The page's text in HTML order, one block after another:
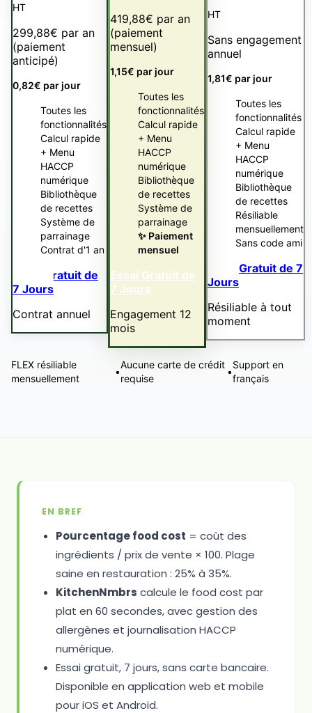
HT
299,88€ par an
(paiement
anticipé)
0,82€ par jour
Toutes les
fonctionnalités
Calcul rapide
+ Menu
HACCP
numérique
Bibliothèque
de recettes
Système de
parrainage
Contrat d'1 an
Essai Gratuit de
7 Jours
Contrat annuel
419,88€ par an
(paiement
mensuel)
1,15€ par jour
Toutes les
fonctionnalités
Calcul rapide
+ Menu
HACCP
numérique
Bibliothèque
de recettes
Système de
parrainage
✨ Paiement
mensuel
Essai Gratuit de
7 Jours
Engagement 12
mois
HT
Sans engagement
annuel
1,81€ par jour
Toutes les
fonctionnalités
Calcul rapide
+ Menu
HACCP
numérique
Bibliothèque
de recettes
Résiliable
mensuellement
Sans code ami
Essai Gratuit de 7
Jours
Résiliable à tout
moment
FLEX résiliable
mensuellement
•
Aucune carte de crédit
requise
•
Support en
français
EN BREF
Pourcentage food cost = coût des
ingrédients / prix de vente × 100. Plage
saine en restauration : 25% à 35%.
KitchenNmbrs calcule le food cost par
plat en 60 secondes, avec gestion des
allergènes et journalisation HACCP
numérique.
Essai gratuit, 7 jours, sans carte bancaire.
Disponible en application web et mobile
pour iOS et Android.